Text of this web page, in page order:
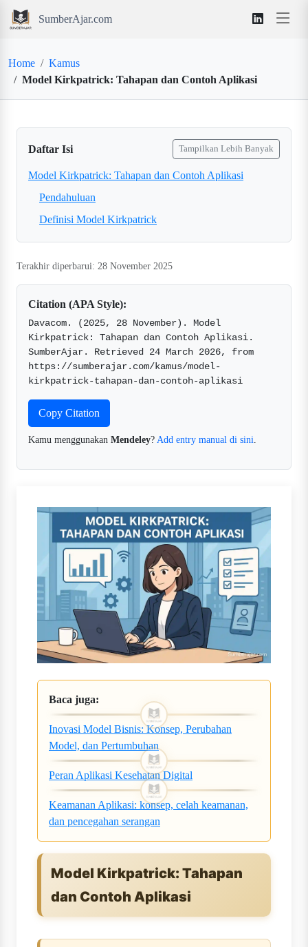
SumberAjar.com
Home
Kamus
Model Kirkpatrick: Tahapan dan Contoh Aplikasi
Daftar Isi Tampilkan Lebih Banyak
Model Kirkpatrick: Tahapan dan Contoh Aplikasi
Pendahuluan
Definisi Model Kirkpatrick
Terakhir diperbarui: 28 November 2025
Citation (APA Style):
Davacom. (2025, 28 November). Model
Kirkpatrick: Tahapan dan Contoh Aplikasi.
SumberAjar. Retrieved 24 March 2026, from
https://sumberajar.com/kamus/model-
kirkpatrick-tahapan-dan-contoh-aplikasi
Copy Citation
Kamu menggunakan Mendeley? Add entry manual di sini.
Baca juga:
Inovasi Model Bisnis: Konsep, Perubahan
Model, dan Pertumbuhan
Peran Aplikasi Kesehatan Digital
Keamanan Aplikasi: konsep, celah keamanan,
dan pencegahan serangan
Model Kirkpatrick: Tahapan
dan Contoh Aplikasi